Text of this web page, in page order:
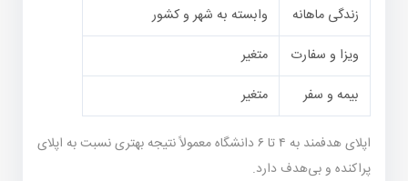
زندگی ماهانه
وابسته به شهر و کشور
ویزا و سفارت
متغیر
بیمه و سفر
متغیر
اپلای هدفمند به ۴ تا ۶ دانشگاه معمولاً نتیجه بهتری نسبت به اپلای
پراکنده و بی‌هدف دارد.